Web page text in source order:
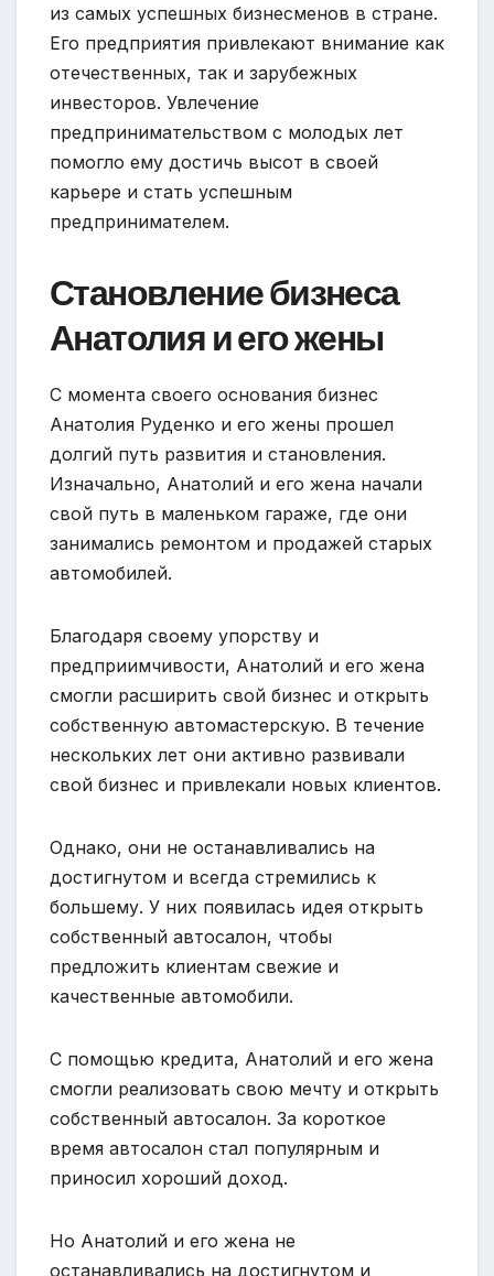
из самых успешных бизнесменов в стране.
Его предприятия привлекают внимание как
отечественных, так и зарубежных
инвесторов. Увлечение
предпринимательством с молодых лет
помогло ему достичь высот в своей
карьере и стать успешным
предпринимателем.
Становление бизнеса
Анатолия и его жены
С момента своего основания бизнес
Анатолия Руденко и его жены прошел
долгий путь развития и становления.
Изначально, Анатолий и его жена начали
свой путь в маленьком гараже, где они
занимались ремонтом и продажей старых
автомобилей.
Благодаря своему упорству и
предприимчивости, Анатолий и его жена
смогли расширить свой бизнес и открыть
собственную автомастерскую. В течение
нескольких лет они активно развивали
свой бизнес и привлекали новых клиентов.
Однако, они не останавливались на
достигнутом и всегда стремились к
большему. У них появилась идея открыть
собственный автосалон, чтобы
предложить клиентам свежие и
качественные автомобили.
С помощью кредита, Анатолий и его жена
смогли реализовать свою мечту и открыть
собственный автосалон. За короткое
время автосалон стал популярным и
приносил хороший доход.
Но Анатолий и его жена не
останавливались на достигнутом и